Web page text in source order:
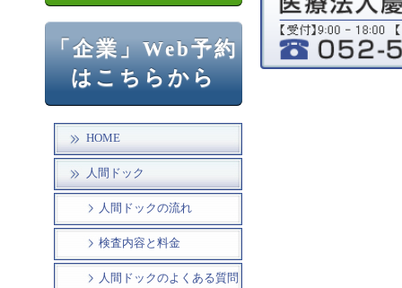
「企業」Web予約
はこちらから
HOME
人間ドック
人間ドックの流れ
検査内容と料金
人間ドックのよくある質問